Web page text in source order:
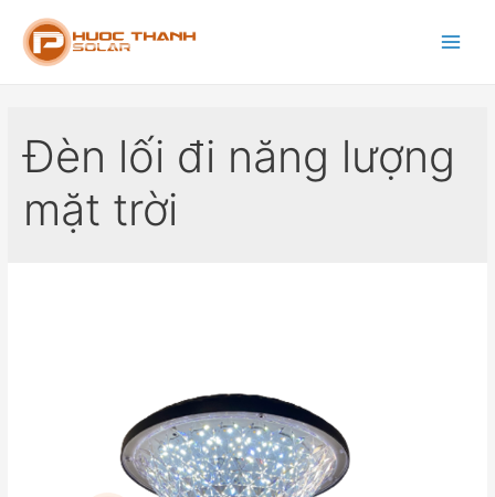
Đèn lối đi năng lượng
mặt trời